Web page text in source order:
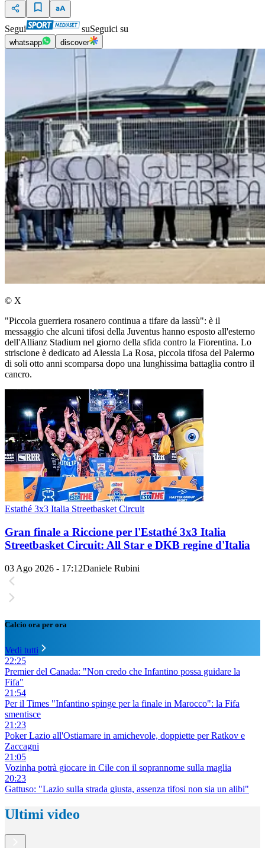
Segui suSeguici su
whatsapp discover
© X
"Piccola guerriera rosanero continua a tifare da lassù": è il
messaggio che alcuni tifosi della Juventus hanno esposto all'esterno
dell'Allianz Stadium nel giorno della sfida contro la Fiorentina. Lo
striscione è dedicato ad Alessia La Rosa, piccola tifosa del Palermo
di soli otto anni scomparsa dopo una lunghissima battaglia contro il
cancro.
Estathé 3x3 Italia Streetbasket Circuit
Gran finale a Riccione per l'Estathé 3x3 Italia
Streetbasket Circuit: All Star e DKB regine d'Italia
03 Ago 2026 - 17:12Daniele Rubini
Calcio ora per ora
Vedi tutti
22:25
Premier del Canada: "Non credo che Infantino possa guidare la
Fifa"
21:54
Per il Times "Infantino spinge per la finale in Marocco": la Fifa
smentisce
21:23
Poker Lazio all'Ostiamare in amichevole, doppiette per Ratkov e
Zaccagni
21:05
Vozinha potrà giocare in Cile con il soprannome sulla maglia
20:23
Gattuso: "Lazio sulla strada giusta, assenza tifosi non sia un alibi"
Ultimi video